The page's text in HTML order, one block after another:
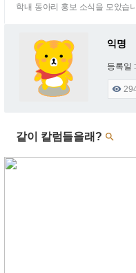
학내 동아리 홍보 소식을 모았습
익명
등록일

같이 칼럼들을래? 